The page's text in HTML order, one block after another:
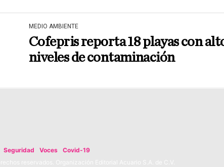
MEDIO AMBIENTE
Cofepris reporta 18 playas con
niveles de contaminación
Seguridad Voces
Covid-19